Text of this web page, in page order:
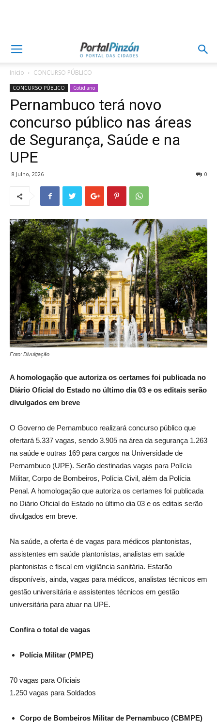
Inicio CONCURSO PÚBLICO
CONCURSO PÚBLICO Cotidiano
Pernambuco terá novo
concurso público nas áreas
de Segurança, Saúde e na
UPE
8 Julho, 2026 0
Foto: Divulgação
A homologação que autoriza os certames foi publicada no
Diário Oficial do Estado no último dia 03 e os editais serão
divulgados em breve
O Governo de Pernambuco realizará concurso público que
ofertará 5.337 vagas, sendo 3.905 na área da segurança 1.263
na saúde e outras 169 para cargos na Universidade de
Pernambuco (UPE). Serão destinadas vagas para Polícia
Militar, Corpo de Bombeiros, Polícia Civil, além da Polícia
Penal. A homologação que autoriza os certames foi publicada
no Diário Oficial do Estado no último dia 03 e os editais serão
divulgados em breve.
Na saúde, a oferta é de vagas para médicos plantonistas,
assistentes em saúde plantonistas, analistas em saúde
plantonistas e fiscal em vigilância sanitária. Estarão
disponíveis, ainda, vagas para médicos, analistas técnicos em
gestão universitária e assistentes técnicos em gestão
universitária para atuar na UPE.
Confira o total de vagas
Polícia Militar (PMPE)
70 vagas para Oficiais
1.250 vagas para Soldados
Corpo de Bombeiros Militar de Pernambuco (CBMPE)